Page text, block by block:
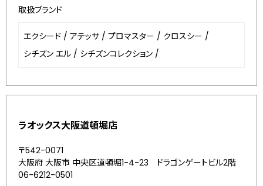
取扱ブランド
エクシード / アテッサ / プロマスター / クロスシー /
シチズン エル / シチズンコレクション /
ラオックス大阪道頓堀店
〒542-0071
大阪府 大阪市 中央区道頓堀1-4-23 ドラゴンゲートビル2階
06-6212-0501